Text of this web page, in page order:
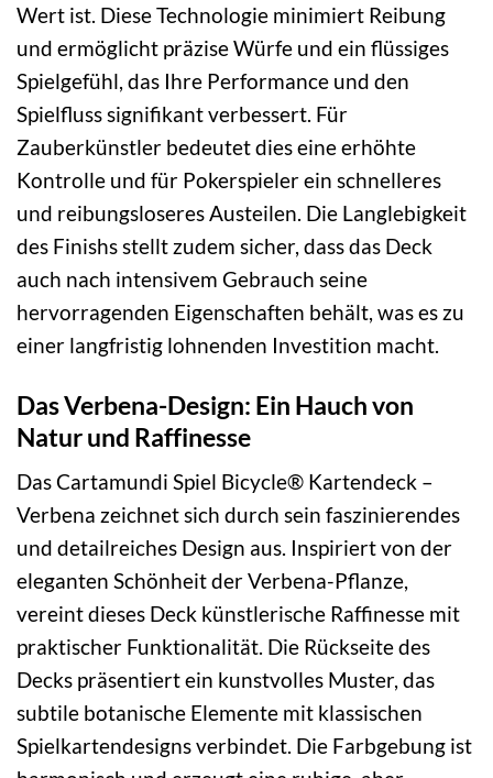
Wert ist. Diese Technologie minimiert Reibung
und ermöglicht präzise Würfe und ein flüssiges
Spielgefühl, das Ihre Performance und den
Spielfluss signifikant verbessert. Für
Zauberkünstler bedeutet dies eine erhöhte
Kontrolle und für Pokerspieler ein schnelleres
und reibungsloseres Austeilen. Die Langlebigkeit
des Finishs stellt zudem sicher, dass das Deck
auch nach intensivem Gebrauch seine
hervorragenden Eigenschaften behält, was es zu
einer langfristig lohnenden Investition macht.
Das Verbena-Design: Ein Hauch von
Natur und Raffinesse
Das Cartamundi Spiel Bicycle® Kartendeck –
Verbena zeichnet sich durch sein faszinierendes
und detailreiches Design aus. Inspiriert von der
eleganten Schönheit der Verbena-Pflanze,
vereint dieses Deck künstlerische Raffinesse mit
praktischer Funktionalität. Die Rückseite des
Decks präsentiert ein kunstvolles Muster, das
subtile botanische Elemente mit klassischen
Spielkartendesigns verbindet. Die Farbgebung ist